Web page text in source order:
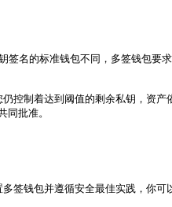
签名的标准钱包不同，多签钱
制着达到阈值的剩余私钥，资产
批准。
签钱包并遵循安全最佳实践，你